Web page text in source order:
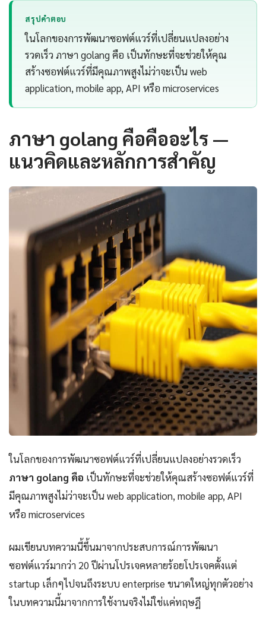
สรุปคำตอบ
ในโลกของการพัฒนาซอฟต์แวร์ที่เปลี่ยนแปลงอย่าง
รวดเร็ว ภาษา golang คือ เป็นทักษะที่จะช่วยให้คุณ
สร้างซอฟต์แวร์ที่มีคุณภาพสูงไม่ว่าจะเป็น web
application, mobile app, API หรือ microservices
ภาษา golang คือคืออะไร —
แนวคิดและหลักการสำคัญ
ในโลกของการพัฒนาซอฟต์แวร์ที่เปลี่ยนแปลงอย่างรวดเร็ว
ภาษา golang คือ เป็นทักษะที่จะช่วยให้คุณสร้างซอฟต์แวร์ที่
มีคุณภาพสูงไม่ว่าจะเป็น web application, mobile app, API
หรือ microservices
ผมเขียนบทความนี้ขึ้นมาจากประสบการณ์การพัฒนา
ซอฟต์แวร์มากว่า 20 ปีผ่านโปรเจคหลายร้อยโปรเจคตั้งแต่
startup เล็กๆไปจนถึงระบบ enterprise ขนาดใหญ่ทุกตัวอย่าง
ในบทความนี้มาจากการใช้งานจริงไม่ใช่แค่ทฤษฎี